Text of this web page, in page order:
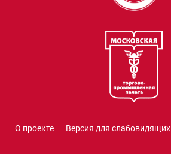
О проекте Версия для слабовидящих